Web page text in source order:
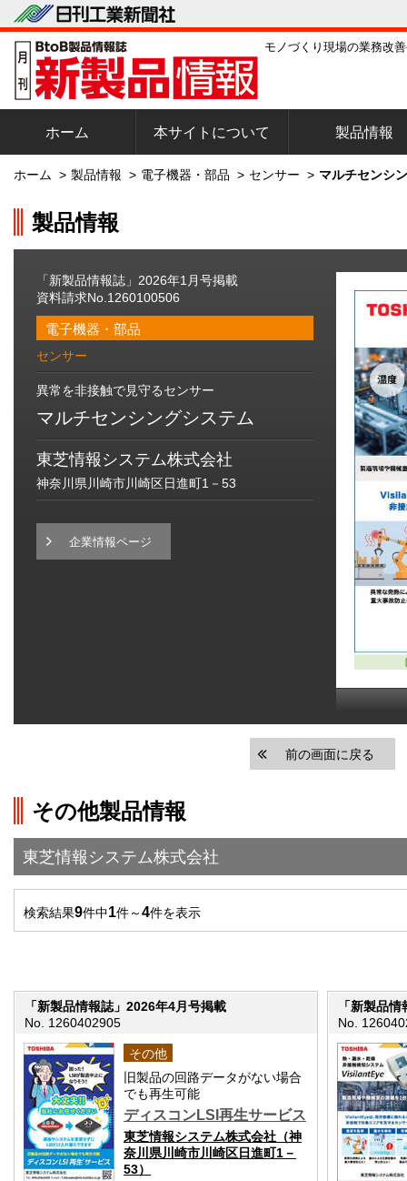
モノづくり現場の業務改
ホーム 本サイトについて 製品情報
ホーム > 製品情報 > 電子機器・部品 > センサー > マルチセンシ
製品情報
「新製品情報誌」2026年1月号掲載
資料請求No.1260100506
電子機器・部品
センサー
異常を非接触で見守るセンサー
マルチセンシングシステム
東芝情報システム株式会社
神奈川県川崎市川崎区日進町1－53
企業情報ページ
前の画面に戻る
その他製品情報
東芝情報システム株式会社
検索結果9件中1件～4件を表示
「新製品情報誌」2026年4月号掲載
No. 1260402905
その他
旧製品の回路データがない場合
でも再生可能
ディスコンLSI再生サービス
東芝情報システム株式会社（神
奈川県川崎市川崎区日進町1－
53）
「新製品
No.